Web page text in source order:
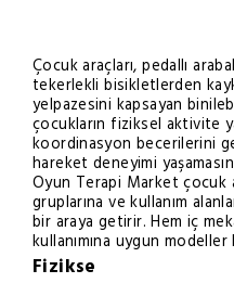
Çocuk araçları, pedallı
tekerlekli bisikletlerden
yelpazesini kapsayan
çocukların fiziksel aktivite
koordinasyon becerilerini
hareket deneyimi
Oyun Terapi Market çocuk
gruplarına ve kullanım
bir araya getirir. Hem iç
kullanımına uygun
Fizikse